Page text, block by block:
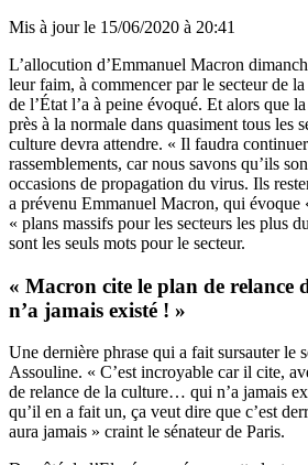
Mis à jour le 15/06/2020 à 20:41
L’allocution d’Emmanuel Macron
leur faim, à commencer par le secteur de
de l’État l’a à peine évoqué. Et alors que
près à la normale dans quasiment tous les
culture devra attendre. « Il faudra
rassemblements, car nous savons qu’ils
occasions de propagation du virus. Ils
a prévenu Emmanuel Macron, qui évoque
« plans massifs pour les secteurs les plus
sont les seuls mots pour le secteur.
« Macron cite le plan de
n’a jamais existé ! »
Une dernière phrase qui a fait sursauter le
Assouline. « C’est incroyable car il cite,
de relance de la culture… qui n’a jamais
qu’il en a fait un, ça veut dire que c’est
aura jamais » craint le sénateur de Paris.